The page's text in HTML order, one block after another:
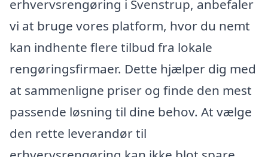
erhvervsrengøring i Svenstrup, anbefaler
vi at bruge vores platform, hvor du nemt
kan indhente flere tilbud fra lokale
rengøringsfirmaer. Dette hjælper dig med
at sammenligne priser og finde den mest
passende løsning til dine behov. At vælge
den rette leverandør til